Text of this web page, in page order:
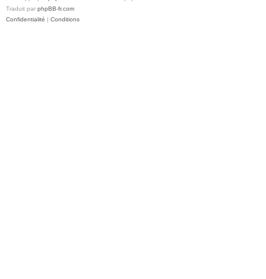
Traduit par phpBB-fr.com
Confidentialité | Conditions